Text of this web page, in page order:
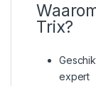
Trix?
expert